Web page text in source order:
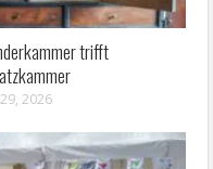
trifft
2026